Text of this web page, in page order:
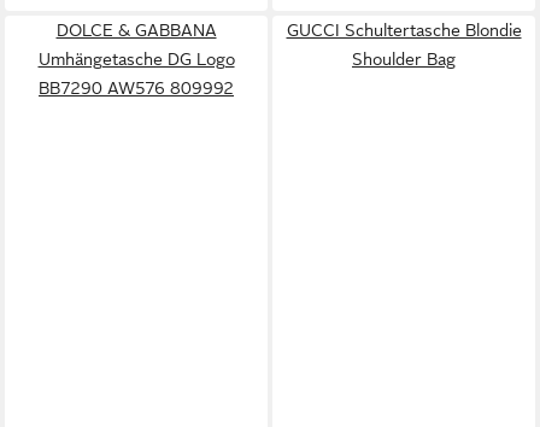
DOLCE & GABBANA
Umhängetasche DG Logo
BB7290 AW576 809992
GUCCI Schultertasche Blondie
Shoulder Bag